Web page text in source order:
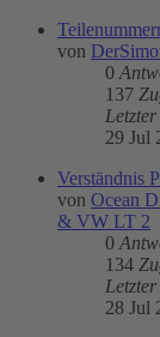
von
0
137
29 Jul
Verständnis
von Ocean
& VW LT 2
0
134
28 Jul